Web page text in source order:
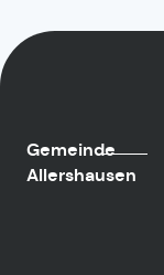
Gemeinde
Allershausen